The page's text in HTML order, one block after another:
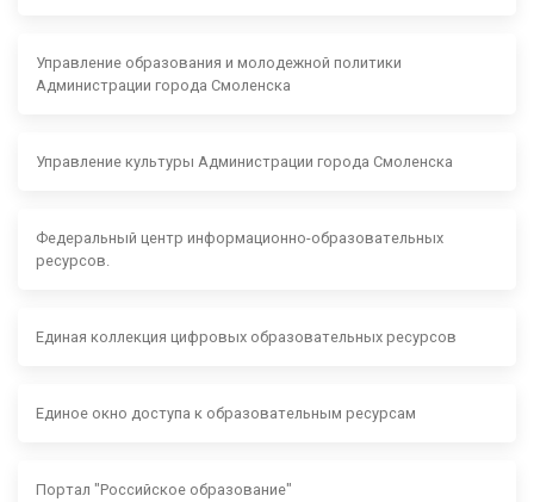
Управление образования и молодежной политики
Администрации города Смоленска
Управление культуры Администрации города Смоленска
Федеральный центр информационно-образовательных
ресурсов.
Единая коллекция цифровых образовательных ресурсов
Единое окно доступа к образовательным ресурсам
Портал "Российское образование"